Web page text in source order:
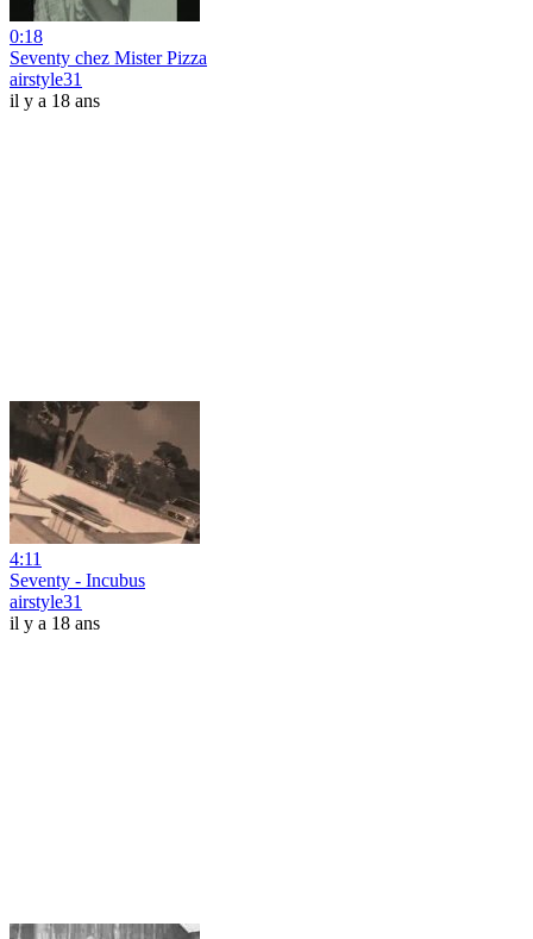
0:18
Seventy chez Mister Pizza
airstyle31
il y a 18 ans
4:11
Seventy - Incubus
airstyle31
il y a 18 ans